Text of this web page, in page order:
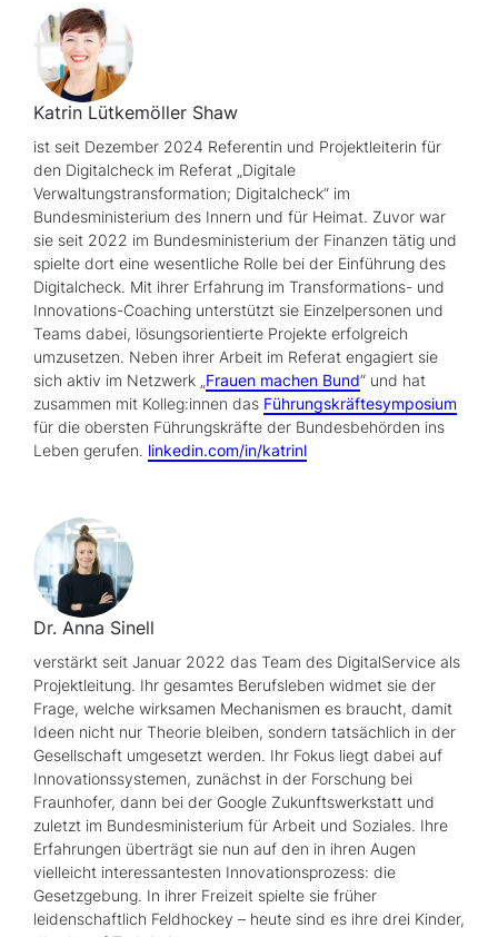
Katrin Lütkemöller Shaw
ist seit Dezember 2024 Referentin und Projektleiterin für
den Digitalcheck im Referat „Digitale
Verwaltungstransformation; Digitalcheck“ im
Bundesministerium des Innern und für Heimat. Zuvor war
sie seit 2022 im Bundesministerium der Finanzen tätig und
spielte dort eine wesentliche Rolle bei der Einführung des
Digitalcheck. Mit ihrer Erfahrung im Transformations- und
Innovations-Coaching unterstützt sie Einzelpersonen und
Teams dabei, lösungsorientierte Projekte erfolgreich
umzusetzen. Neben ihrer Arbeit im Referat engagiert sie
sich aktiv im Netzwerk „ Frauen machen Bund“ und hat
zusammen mit Kolleg:innen das Führungskräftesymposium
für die obersten Führungskräfte der Bundesbehörden ins
Leben gerufen. linkedin.com/in/katrinl
Dr. Anna Sinell
verstärkt seit Januar 2022 das Team des DigitalService als
Projektleitung. Ihr gesamtes Berufsleben widmet sie der
Frage, welche wirksamen Mechanismen es braucht, damit
Ideen nicht nur Theorie bleiben, sondern tatsächlich in der
Gesellschaft umgesetzt werden. Ihr Fokus liegt dabei auf
Innovationssystemen, zunächst in der Forschung bei
Fraunhofer, dann bei der Google Zukunftswerkstatt und
zuletzt im Bundesministerium für Arbeit und Soziales. Ihre
Erfahrungen überträgt sie nun auf den in ihren Augen
vielleicht interessantesten Innovationsprozess: die
Gesetzgebung. In ihrer Freizeit spielte sie früher
leidenschaftlich Feldhockey – heute sind es ihre drei Kinder,